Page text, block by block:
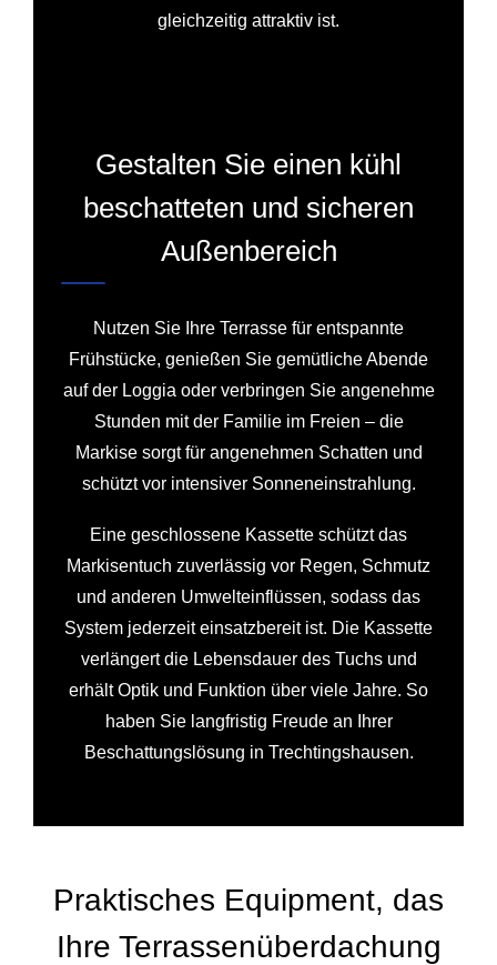
gleichzeitig attraktiv ist.
Gestalten Sie einen kühl
beschatteten und sicheren
Außenbereich
Nutzen Sie Ihre Terrasse für entspannte
Frühstücke, genießen Sie gemütliche Abende
auf der Loggia oder verbringen Sie angenehme
Stunden mit der Familie im Freien – die
Markise sorgt für angenehmen Schatten und
schützt vor intensiver Sonneneinstrahlung.
Eine geschlossene Kassette schützt das
Markisentuch zuverlässig vor Regen, Schmutz
und anderen Umwelteinflüssen, sodass das
System jederzeit einsatzbereit ist. Die Kassette
verlängert die Lebensdauer des Tuchs und
erhält Optik und Funktion über viele Jahre. So
haben Sie langfristig Freude an Ihrer
Beschattungslösung in Trechtingshausen.
Praktisches Equipment, das
Ihre Terrassenüberdachung